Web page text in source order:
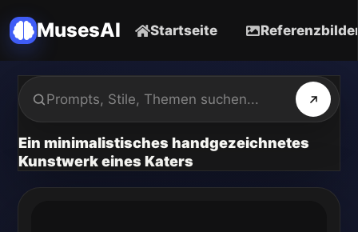
MusesAI Startseite
Ein minimalistisches handgezeichnetes
Kunstwerk eines Katers